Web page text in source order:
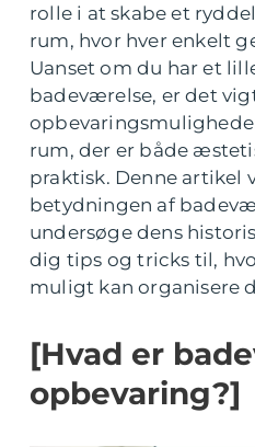
rolle i at skabe et
rum, hvor hver enkelt
Uanset om du har et
badeværelse, er det
rum, der er både
praktisk. Denne artikel
betydningen af
undersøge dens
dig tips og tricks til,
muligt kan organisere
[Hvad er
opbevaring?]